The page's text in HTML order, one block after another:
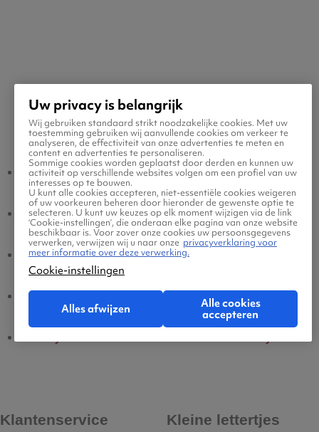
Populaire vluchten
Derby - Amsterdam Amsterdam - Derby
Derby - Eindhoven Eindhoven - Derby
Derby - Brussel Brussel - Derby
Derby - Dusseldorf Dusseldorf - Derby
Klantenservice Kleine lettertjes
Uw privacy is belangrijk
Wij gebruiken standaard strikt noodzakelijke cookies. Met uw
toestemming gebruiken wij aanvullende cookies om verkeer te
analyseren, de effectiviteit van onze advertenties te meten en
content en advertenties te personaliseren.
Sommige cookies worden geplaatst door derden en kunnen uw
activiteit op verschillende websites volgen om een profiel van uw
interesses op te bouwen.
U kunt alle cookies accepteren, niet-essentiële cookies weigeren
of uw voorkeuren beheren door hieronder de gewenste optie te
selecteren. U kunt uw keuzes op elk moment wijzigen via de link
‘Cookie-instellingen’, die onderaan elke pagina van onze website
beschikbaar is. Voor zover onze cookies uw persoonsgegevens
verwerken, verwijzen wij u naar onze privacyverklaring voor
meer informatie over deze verwerking.
Cookie-instellingen
Alles afwijzen
Alle cookies
accepteren